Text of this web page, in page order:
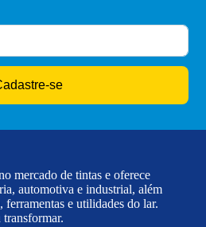
se
mercado de tintas e oferece
automotiva e industrial, além
e utilidades do lar.